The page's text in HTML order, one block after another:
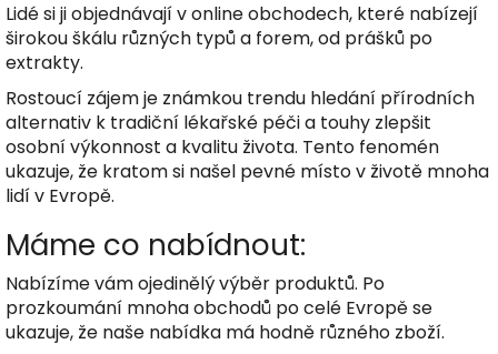
Lidé si ji objednávají v online obchodech, které nabízejí
širokou škálu různých typů a forem, od prášků po
extrakty.
Rostoucí zájem je známkou trendu hledání přírodních
alternativ k tradiční lékařské péči a touhy zlepšit
osobní výkonnost a kvalitu života. Tento fenomén
ukazuje, že kratom si našel pevné místo v životě mnoha
lidí v Evropě.
Máme co nabídnout:
Nabízíme vám ojedinělý výběr produktů. Po
prozkoumání mnoha obchodů po celé Evropě se
ukazuje, že naše nabídka má hodně různého zboží.